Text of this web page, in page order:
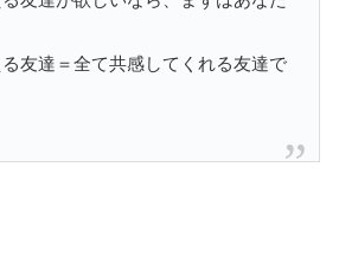
る友達＝全て共感してくれる友達で